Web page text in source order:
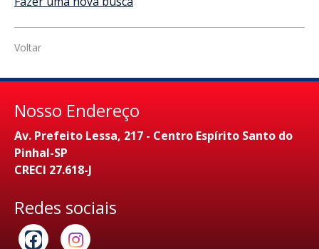
Voltar
Nosso Endereço
Av. Prefeito Lessa, 217 - Centro Espírito Santo do
Pinhal-SP
CRECI 27.618-J
Redes sociais